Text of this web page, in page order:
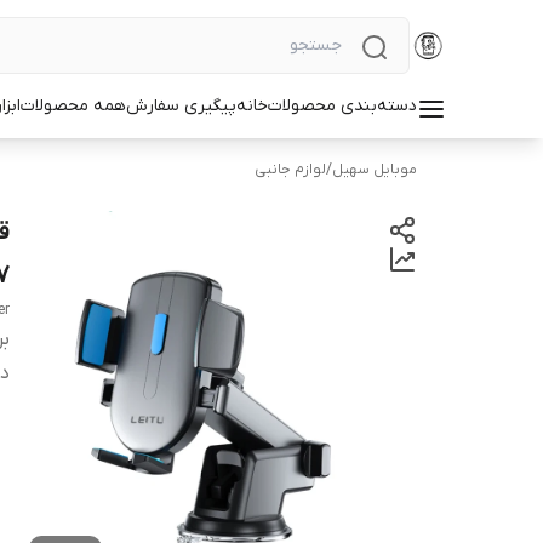
دسته‌بندی محصولاتخانهپیگیری سفارشهمه محصولات
موبایل سهیل/لوازم جانبی